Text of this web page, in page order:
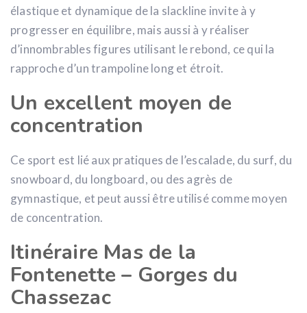
élastique et dynamique de la slackline invite à y
progresser en équilibre, mais aussi à y réaliser
d’innombrables figures utilisant le rebond, ce qui la
rapproche d’un trampoline long et étroit.
Un excellent moyen de
concentration
Ce sport est lié aux pratiques de l’escalade, du surf, du
snowboard, du longboard, ou des agrès de
gymnastique, et peut aussi être utilisé comme moyen
de concentration.
Itinéraire Mas de la
Fontenette – Gorges du
Chassezac